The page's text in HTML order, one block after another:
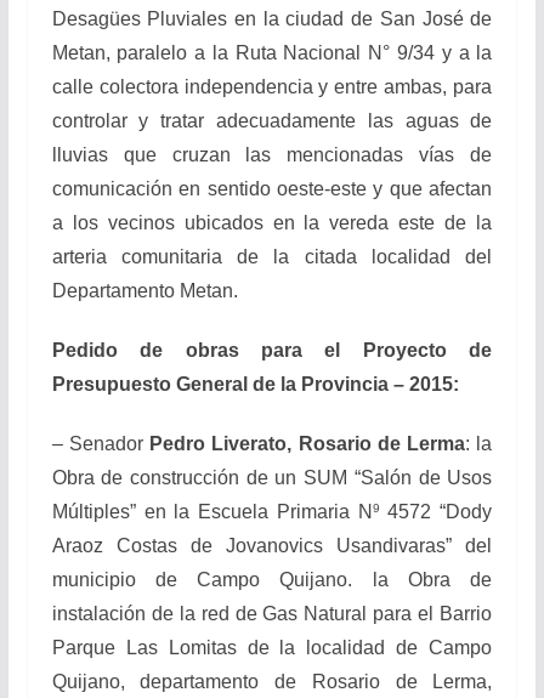
Desagües Pluviales en la ciudad de San José de
Metan, paralelo a la Ruta Nacional N° 9/34 y a la
calle colectora independencia y entre ambas, para
controlar y tratar adecuadamente las aguas de
lluvias que cruzan las mencionadas vías de
comunicación en sentido oeste-este y que afectan
a los vecinos ubicados en la vereda este de la
arteria comunitaria de la citada localidad del
Departamento Metan.
Pedido de obras para el Proyecto de
Presupuesto General de la Provincia – 2015:
– Senador Pedro Liverato, Rosario de Lerma: la
Obra de construcción de un SUM “Salón de Usos
Múltiples” en la Escuela Primaria N 9
4572 “Dody
Araoz Costas de Jovanovics Usandivaras” del
municipio de Campo Quijano. la Obra de
instalación de la red de Gas Natural para el Barrio
Parque Las Lomitas de la localidad de Campo
Quijano, departamento de Rosario de Lerma,